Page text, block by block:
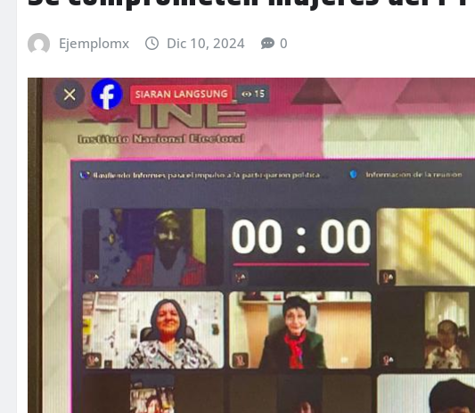
Ejemplomx Dic 10, 2024 0